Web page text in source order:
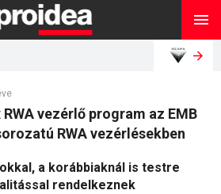
vezérlő program az EMB
RWA vezérlésekben
a korábbiaknál is testre
rendelkeznek